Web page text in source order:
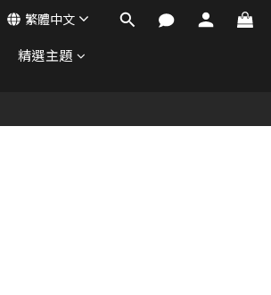
精選主題
繁體中文
立即購買